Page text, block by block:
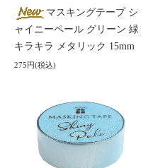
マスキングテープ シ
ャイニーペール グリーン 緑
キラキラ メタリック 15mm
275円(税込)